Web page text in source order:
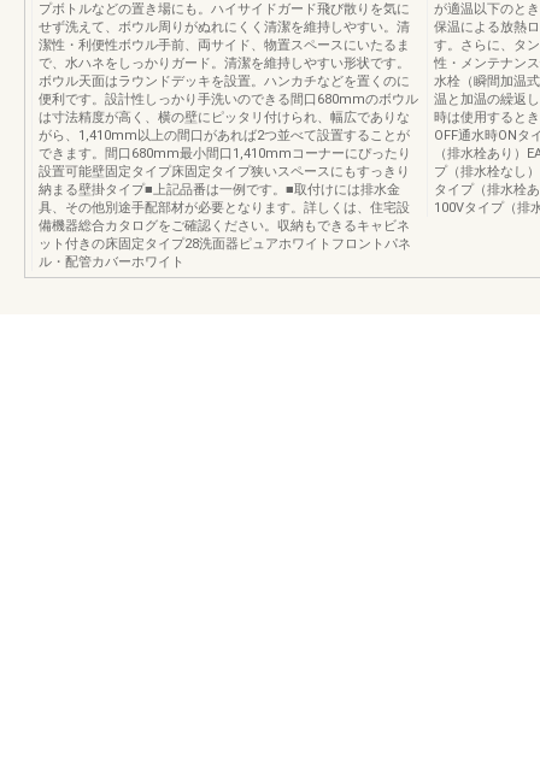
プボトルなどの置き場にも。ハイサイドガード飛び散りを気に
せず洗えて、ボウル周りがぬれにくく清潔を維持しやすい。清
潔性・利便性ボウル手前、両サイド、物置スペースにいたるま
で、水ハネをしっかりガード。清潔を維持しやすい形状です。
ボウル天面はラウンドデッキを設置。ハンカチなどを置くのに
便利です。設計性しっかり手洗いのできる間口680mmのボウル
は寸法精度が高く、横の壁にピッタリ付けられ、幅広でありな
がら、1,410mm以上の間口があれば2つ並べて設置することが
できます。間口680mm最小間口1,410mmコーナーにぴったり
設置可能壁固定タイプ床固定タイプ狭いスペースにもすっきり
納まる壁掛タイプ■上記品番は一例です。■取付けには排水金
具、その他別途手配部材が必要となります。詳しくは、住宅設
備機器総合カタログをご確認ください。収納もできるキャビネ
ット付きの床固定タイプ28洗面器ピュアホワイトフロントパネ
ル・配管カバーホワイト
が適温以下のと
保温による放熱
す。さらに、タ
性・メンテナン
水栓（瞬間加温
温と加温の繰返
時は使用すると
OFF通水時ONタ
（排水栓あり）
プ（排水栓なし
タイプ（排水栓
100Vタイプ（排